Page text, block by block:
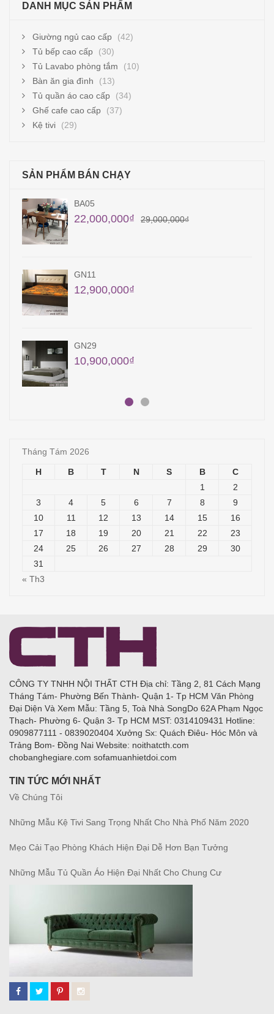
DANH MỤC SẢN PHẨM
Giường ngủ cao cấp
(42)
Tủ bếp cao cấp
(30)
Tủ Lavabo phòng tắm
(10)
Bàn ăn gia đình
(13)
Tủ quần áo cao cấp
(34)
Ghế cafe cao cấp
(37)
Kệ tivi
(29)
SẢN PHẨM BÁN CHẠY
9,450,000₫
22,400,000
18,000,000
Tháng Tám 2026
H B T N S B
C
1
2
3
4 5 6 7 8
9
10
11 12 13 14 15
16
17
18 19 20 21 22
23
24
25 26 27 28 29
30
31
« Th3
CÔNG TY TNHH NỘI THẤT CTH Địa chỉ: Tầng 2, 81 Cách Mạng
Tháng Tám- Phường Bến Thành- Quận 1- Tp HCM Văn Phòng
Đại Diện Và Xem Mẫu: Tầng 5, Toà Nhà SongDo 62A Phạm Ngọc
Thạch- Phường 6- Quận 3- Tp HCM MST: 0314109431 Hotline:
0909877111 - 0839020404 Xưởng Sx: Quách Điêu- Hóc Môn và
Trảng Bom- Đồng Nai Website: noithatcth.com
chobanghegiare.com sofamuanhietdoi.com
TIN TỨC MỚI NHẤT
Về Chúng Tôi
Những Mẫu Kệ Tivi Sang Trọng Nhất Cho Nhà Phố Năm 2020
Mẹo Cải Tạo Phòng Khách Hiện Đại Dễ Hơn Bạn Tưởng
Những Mẫu Tủ Quần Áo Hiện Đại Nhất Cho Chung Cư